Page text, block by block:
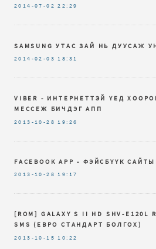
2014-07-02 22:29
SAMSUNG УТАС ЗАЙ НЬ ДУУСАЖ
2014-02-03 18:31
VIBER - ИНТЕРНЕТТЭЙ ҮЕД
МЕССЕЖ БИЧДЭГ АПП
2013-10-28 19:26
FACEBOOK APP - ФЭЙСБҮҮК
2013-10-28 19:17
[ROM] GALAXY S II HD SHV-E120L
SMS (ЕВРО СТАНДАРТ БОЛГОХ)
2013-10-15 10:22